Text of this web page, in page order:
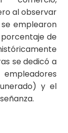
al observar
emplearon
porcentaje de
se dedicó a
y el